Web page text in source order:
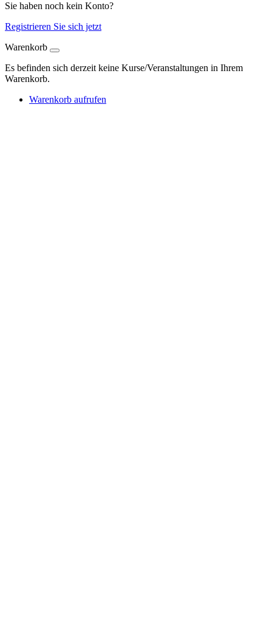
Sie haben noch kein Konto?
Registrieren Sie sich jetzt
Warenkorb
Es befinden sich derzeit keine Kurse/Veranstaltungen in Ihrem
Warenkorb.
Warenkorb aufrufen